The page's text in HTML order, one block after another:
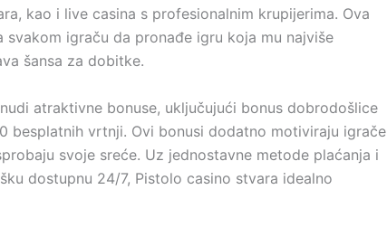
kao i live casina s profesionalnim krupijerima. Ova
svakom igraču da pronađe igru koja mu najviše
šansa za dobitke.
atraktivne bonuse, uključujući bonus dobrodošlice
besplatnih vrtnji. Ovi bonusi dodatno motiviraju igrače
svoje sreće. Uz jednostavne metode plaćanja i
dostupnu 24/7, Pistolo casino stvara idealno